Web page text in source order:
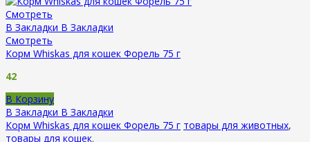
Смотреть
В Закладки В Закладки
Смотреть
Корм Whiskas для кошек Форель 75 г
42
В Корзину
В Закладки В Закладки
Корм Whiskas для кошек Форель 75 г товары для животных,
товары для кошек.